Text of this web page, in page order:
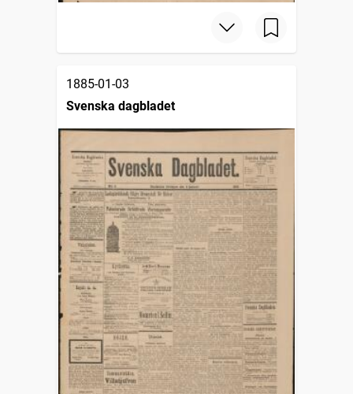
1885-01-03
Svenska dagbladet